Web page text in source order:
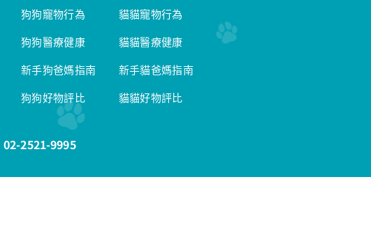
狗狗寵物行為
狗狗醫療健康
新手狗爸媽指南
狗狗好物評比
貓貓寵物行為
貓貓醫療健康
新手貓爸媽指南
貓貓好物評比
02-2521-9995